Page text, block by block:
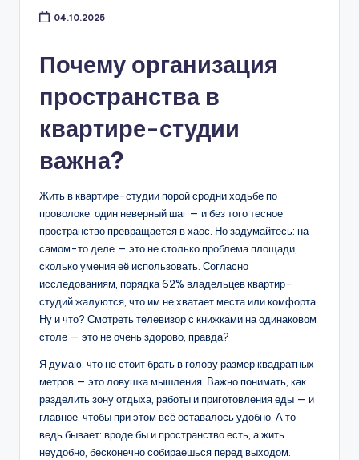
04.10.2025
Почему организация
пространства в
квартире-студии
важна?
Жить в квартире-студии порой сродни ходьбе по
проволоке: один неверный шаг — и без того тесное
пространство превращается в хаос. Но задумайтесь: на
самом-то деле — это не столько проблема площади,
сколько умения её использовать. Согласно
исследованиям, порядка 62% владельцев квартир-
студий жалуются, что им не хватает места или комфорта.
Ну и что? Смотреть телевизор с книжками на одинаковом
столе — это не очень здорово, правда?
Я думаю, что не стоит брать в голову размер квадратных
метров — это ловушка мышления. Важно понимать, как
разделить зону отдыха, работы и приготовления еды — и
главное, чтобы при этом всё оставалось удобно. А то
ведь бывает: вроде бы и пространство есть, а жить
неудобно, бесконечно собираешься перед выходом.